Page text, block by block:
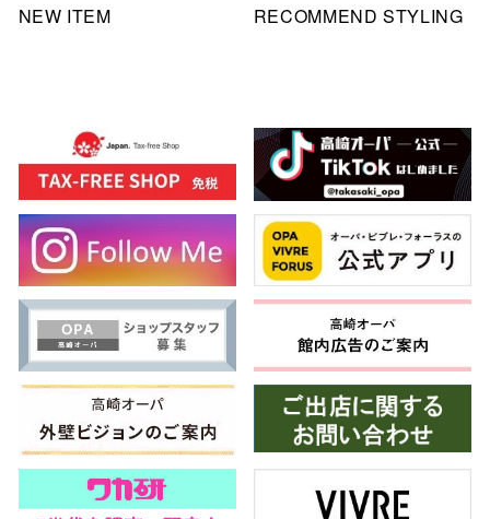
NEW ITEM RECOMMEND STYLING